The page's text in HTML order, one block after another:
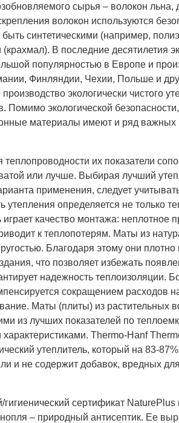
сырья – волокон льна,
волокон используются
быть синтетическими (например,
В последние десятилетия
популярностью в Европе и
Финляндии, Чехии, Польше и
экологически чистого
Помимо экологической
материалы имеют и ряд важных
теплопроводности их показатели
или лучше. Выбирая лучший
применения, следует
утепления определяется не только
качество монтажа: неплотное
к теплопотерям. Маты из
Благодаря этому они плотно
что позволяет избежать
надежность теплоизоляции.
сокращением расходов
Маты (плиты) из растительных
из лучших показателей по
характеристиками. Thermo-Hanf
утеплитель, который на 83-87%
и не содержит добавок, вредных
гигиенический сертификат NaturePlus
– природный антисептик. Ее